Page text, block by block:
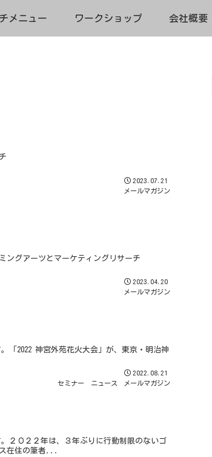
メニュー ワークショップ 会社概要
2023.07.21
メールマガジン
とマーケティングリサーチ
2023.04.20
メールマガジン
「2022 神宮外苑花火大会」が、東京・明治神
2022.08.21
セミナー
ニュース メールマガジン
２０２２年は、３年ぶりに行動制限のないゴ
在住の筆者...